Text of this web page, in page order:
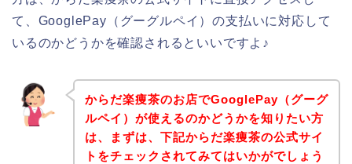
て、GooglePay（グーグルペイ）の支払いに対応して
いるのかどうかを確認されるといいですよ♪
からだ楽痩茶のお店でGooglePay（グーグ
ルペイ）が使えるのかどうかを知りたい方
は、まずは、下記からだ楽痩茶の公式サイ
トをチェックされてみてはいかがでしょう